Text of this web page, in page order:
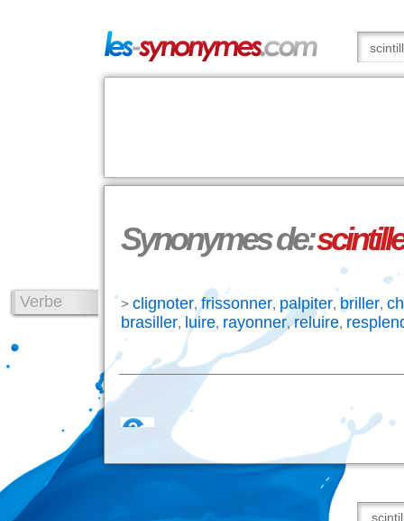
Synonymes de:
Verbe > clignoter,frissonner, palpiter, briller,
brasiller, luire, rayonner,reluire,